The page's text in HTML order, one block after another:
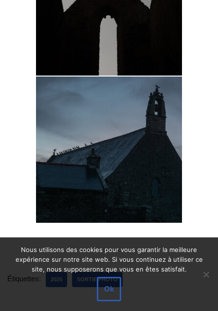
Étiquettes: 2025 SORTIE PHOTO
Nous utilisons des cookies pour vous garantir la meilleure
expérience sur notre site web. Si vous continuez à utiliser ce
site, nous supposerons que vous en êtes satisfait.
Ok